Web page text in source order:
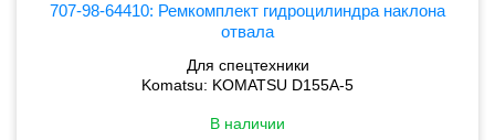
707-98-64410: Ремкомплект гидроцилиндра наклона
отвала
Для спецтехники
Komatsu: KOMATSU D155A-5
В наличии